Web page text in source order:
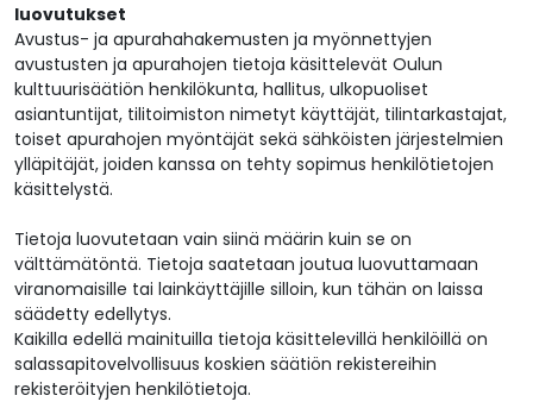
luovutukset
Avustus- ja apurahahakemusten ja myönnettyjen
avustusten ja apurahojen tietoja käsittelevät Oulun
kulttuurisäätiön henkilökunta, hallitus, ulkopuoliset
asiantuntijat, tilitoimiston nimetyt käyttäjät, tilintarkastajat,
toiset apurahojen myöntäjät sekä sähköisten järjestelmien
ylläpitäjät, joiden kanssa on tehty sopimus henkilötietojen
käsittelystä.
Tietoja luovutetaan vain siinä määrin kuin se on
välttämätöntä. Tietoja saatetaan joutua luovuttamaan
viranomaisille tai lainkäyttäjille silloin, kun tähän on laissa
säädetty edellytys.
Kaikilla edellä mainituilla tietoja käsittelevillä henkilöillä on
salassapitovelvollisuus koskien säätiön rekistereihin
rekisteröityjen henkilötietoja.